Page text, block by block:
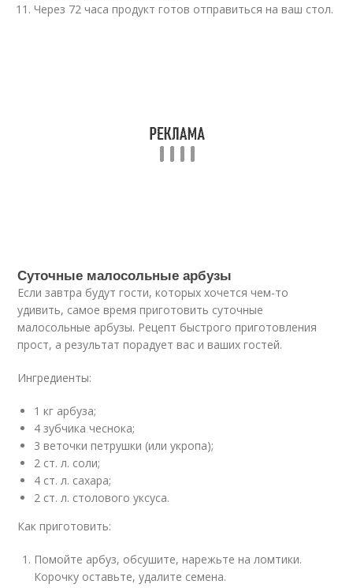
Через 72 часа продукт готов отправиться на ваш стол.
Суточные малосольные арбузы
Если завтра будут гости, которых хочется чем-то
удивить, самое время приготовить суточные
малосольные арбузы. Рецепт быстрого приготовления
прост, а результат порадует вас и ваших гостей.
Ингредиенты:
1 кг арбуза;
4 зубчика чеснока;
3 веточки петрушки (или укропа);
2 ст. л. соли;
4 ст. л. сахара;
2 ст. л. столового уксуса.
Как приготовить:
Помойте арбуз, обсушите, нарежьте на ломтики.
Корочку оставьте, удалите семена.